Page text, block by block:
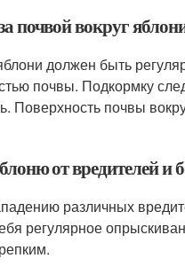
почвой вокруг
должен быть
почвы. Подкормку
Поверхность почвы
от вредителей и
различных
регулярное